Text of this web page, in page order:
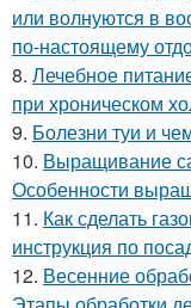
или волнуются в
по-настоящему
8. Лечебное
при хроническом
9. Болезни туи и
10. Выращивание
Особенности
11. Как сделать
инструкция по
12. Весенние